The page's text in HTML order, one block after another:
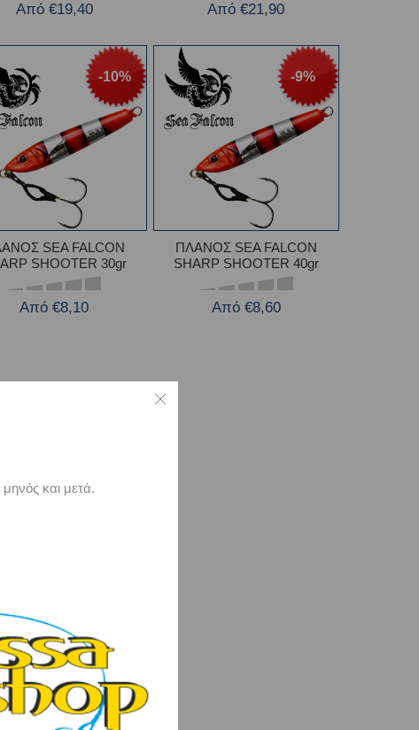
Από €19,40 Από €21,90
-10%
SEA FALCON
SHOOTER 30gr
Από €8,10
-9%
ΠΛΑΝΟΣ SEA FALCON
SHARP SHOOTER 40gr
Από €8,60
και μετά.